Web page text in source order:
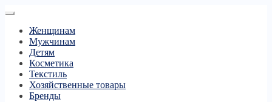
Женщинам
Мужчинам
Детям
Косметика
Текстиль
Хозяйственные товары
Бренды